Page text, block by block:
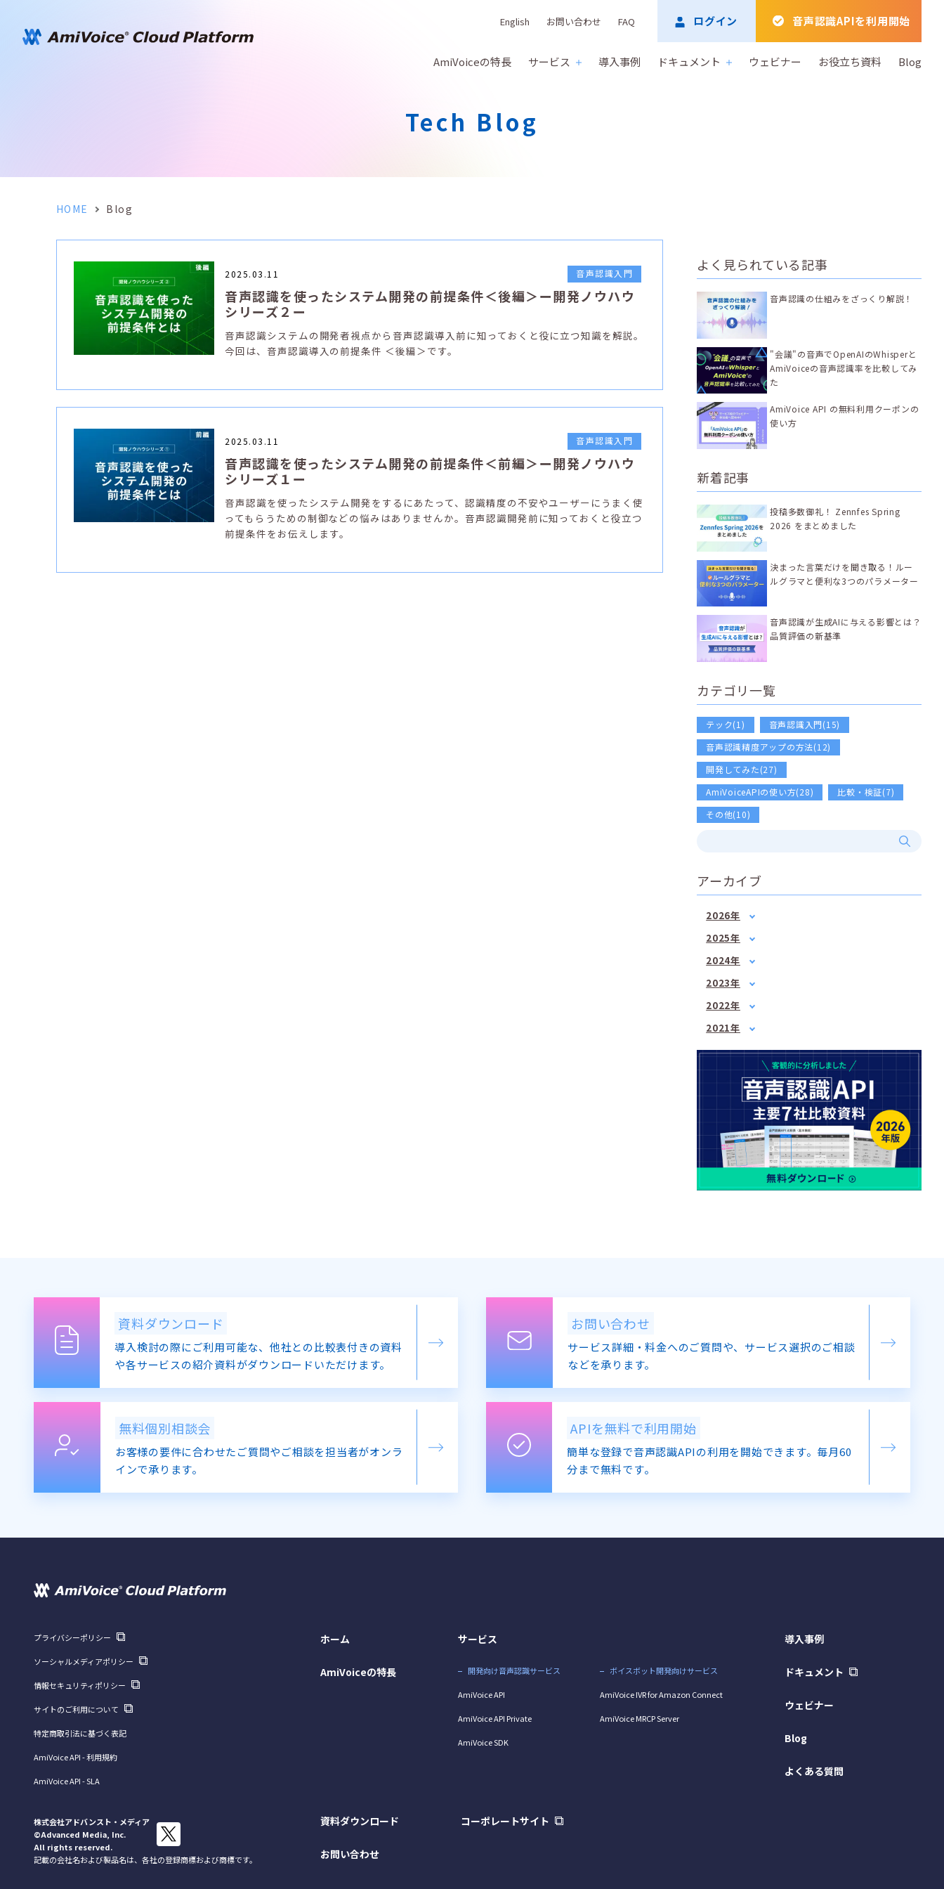
AmiVoiceの特長 サービス 導入事例 ドキュメント ウェビナー お役立ち資料 Blog
English お問い合わせ FAQ ログイン 音声認識APIを利用開始
Tech Blog
HOME Blog
2025.03.11 音声認識入門
音声認識を使ったシステム開発の前提条件＜後編＞ー開発ノウハウ
シリーズ２ー
音声認識システムの開発者視点から音声認識導入前に知っておくと役に立つ知識を解説。
今回は、音声認識導入の前提条件 ＜後編＞です。
2025.03.11 音声認識入門
音声認識を使ったシステム開発の前提条件＜前編＞ー開発ノウハウ
シリーズ１ー
音声認識を使ったシステム開発をするにあたって、認識精度の不安やユーザーにうまく使
ってもらうための制御などの悩みはありませんか。音声認識開発前に知っておくと役立つ
前提条件をお伝えします。
よく見られている記事
音声認識の仕組みをざっくり解説！
"会議"の音声でOpenAIのWhisperと
AmiVoiceの音声認識率を比較してみ
た
AmiVoice API の無料利用クーポンの
使い方
新着記事
投稿多数御礼！ Zennfes Spring
2026 をまとめました
決まった言葉だけを聞き取る！ルー
ルグラマと便利な3つのパラメーター
音声認識が生成AIに与える影響とは？
品質評価の新基準
カテゴリ一覧
テック(1)
音声認識入門(15)
音声認識精度アップの方法(12)
開発してみた(27)
AmiVoiceAPIの使い方(28)
比較・検証(7)
その他(10)
アーカイブ
2026年
2月(1)
3月(1)
4月(1)
6月(2)
7月(3)
2025年
3月(2)
5月(1)
7月(2)
9月(1)
10月(1)
12月
(2)
2024年
2月(1)
3月(1)
4月(3)
(2)
12月 (1)
2023年
2月(1)
3月(2)
4月(2)
7月
9月(1)
10月(1)
11月(1)
2022年
2月(3)
3月(2)
4月
8月(2)
9月 (1)
10月(2)
11月(2)
2021年
(2)
9月(2)
10月(3)
12月(3)
資料ダウンロード
導入検討の際にご利用可能な、他社との比較表付きの資料
や各サービスの紹介資料がダウンロードいただけます。
お問い合わせ
サービス詳細・料金へのご質問や、サービス選択のご相談
などを承ります。
無料個別相談会
お客様の要件に合わせたご質問やご相談を担当者がオンラ
インで承ります。
APIを無料で利用開始
簡単な登録で音声認識APIの利用を開始できます。毎月60
分まで無料です。
ホーム
AmiVoiceの特長
サービス
開発向け音声認識サービス
AmiVoice API
AmiVoice API Private
AmiVoice SDK
ボイスボット開発向けサービス
AmiVoice IVR for Amazon Connect
AmiVoice MRCP Server
導入事例
ドキュメント
ウェビナー
Blog
よくある質問
資料ダウンロード
お問い合わせ
コーポレートサイト
プライバシーポリシー
ソーシャルメディアポリシー
情報セキュリティポリシー
サイトのご利用について
特定商取引法に基づく表記
AmiVoice API - 利用規約
AmiVoice API - SLA
株式会社アドバンスト・メディア
©Advanced Media, Inc.
All rights reserved.
記載の会社名および製品名は、各社の登録商標および商標です。